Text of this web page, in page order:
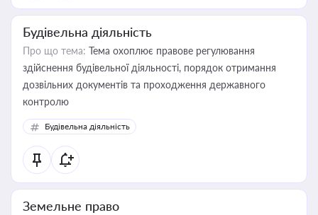
Будівельна діяльність
Про що тема: Тема охоплює правове регулювання
здійснення будівельної діяльності, порядок отримання
дозвільних документів та проходження державного
контролю
Будівельна діяльність
Земельне право